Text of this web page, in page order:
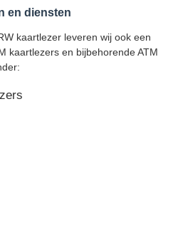
en diensten
kaartlezer leveren wij ook een
kaartlezers en bijbehorende ATM